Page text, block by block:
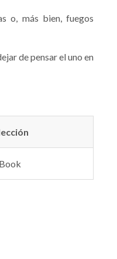
o, más bien, fuegos
de pensar el uno en